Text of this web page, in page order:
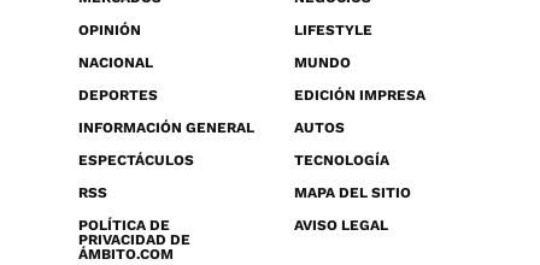
OPINIÓN
LIFESTYLE
NACIONAL
MUNDO
DEPORTES
EDICIÓN IMPRESA
INFORMACIÓN GENERAL
AUTOS
ESPECTÁCULOS
TECNOLOGÍA
RSS
MAPA DEL SITIO
POLÍTICA DE
PRIVACIDAD DE
ÁMBITO.COM
AVISO LEGAL